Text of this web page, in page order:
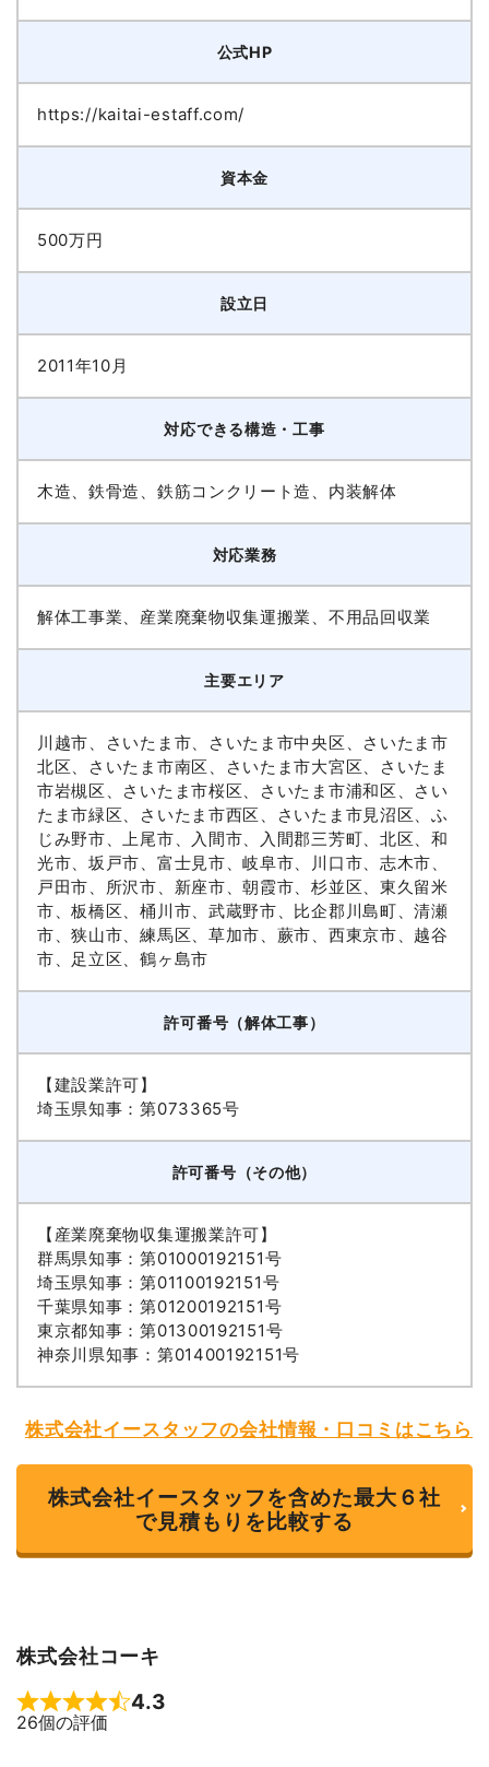
公式HP
https://kaitai-estaff.com/
資本金
500万円
設立日
2011年10月
対応できる構造・工事
木造、鉄骨造、鉄筋コンクリート造、内装解体
対応業務
解体工事業、産業廃棄物収集運搬業、不用品回収業
主要エリア
川越市、さいたま市、さいたま市中央区、さいたま市
北区、さいたま市南区、さいたま市大宮区、さいたま
市岩槻区、さいたま市桜区、さいたま市浦和区、さい
たま市緑区、さいたま市西区、さいたま市見沼区、ふ
じみ野市、上尾市、入間市、入間郡三芳町、北区、和
光市、坂戸市、富士見市、岐阜市、川口市、志木市、
戸田市、所沢市、新座市、朝霞市、杉並区、東久留米
市、板橋区、桶川市、武蔵野市、比企郡川島町、清瀬
市、狭山市、練馬区、草加市、蕨市、西東京市、越谷
市、足立区、鶴ヶ島市
許可番号（解体工事）
【建設業許可】
埼玉県知事：第073365号
許可番号（その他）
【産業廃棄物収集運搬業許可】
群馬県知事：第01000192151号
埼玉県知事：第01100192151号
千葉県知事：第01200192151号
東京都知事：第01300192151号
神奈川県知事：第01400192151号
株式会社イースタッフの会社情報・口コミはこちら
株式会社イースタッフを含めた最大６社
で見積もりを比較する
株式会社コーキ
Rated 4.3 out of 5
4.3
26個の評価